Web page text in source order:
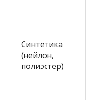
Синтетика
(нейлон,
полиэстер)